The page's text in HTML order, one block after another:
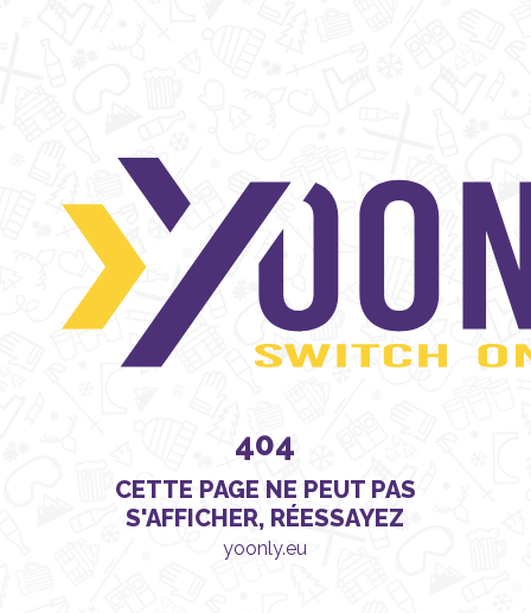
404
CETTE PAGE NE PEUT PAS
S'AFFICHER, RÉESSAYEZ
yoonly.eu